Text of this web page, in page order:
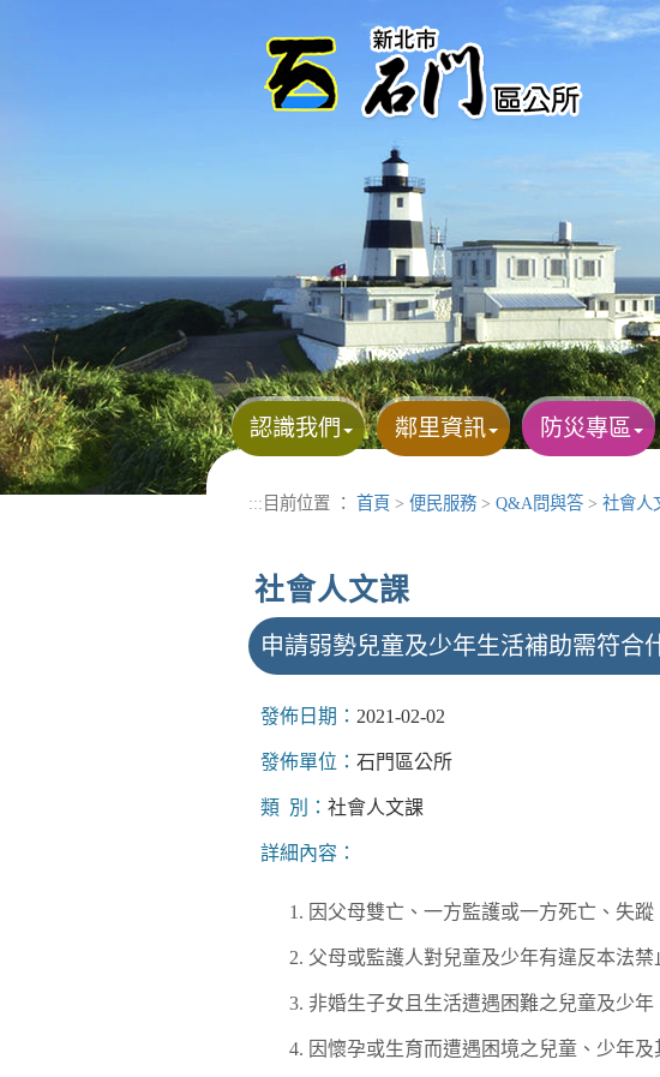
認識我們 鄰里資訊 防災專區
::: 目前位置 ： 首頁 > 便民服務 > Q&A問與答 > 社會人
社會人文課
申請弱勢兒童及少年生活補助需符合
發佈日期： 2021-02-02
發佈單位： 石門區公所
類 別： 社會人文課
詳細內容：
因父母雙亡、一方監護或一方死亡、失
父母或監護人對兒童及少年有違反本法
非婚生子女且生活遭遇困難之兒童及少年
因懷孕或生育而遭遇困境之兒童、少年及